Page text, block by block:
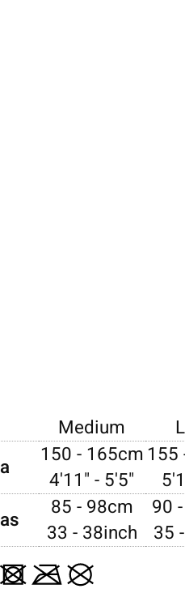
Medium
150 - 165cm
4'11" - 5'5"
155
85 - 98cm
33 - 38inch
90
35